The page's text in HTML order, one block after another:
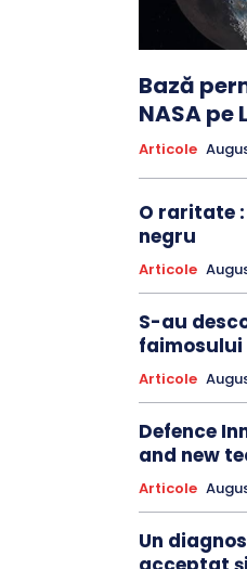
Bază
NASA pe
Articole
O raritate
negru
Articole
S-au
faimosului
Articole
Defence
and new
Articole
Un